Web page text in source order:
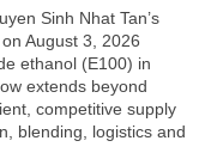
Sinh Nhat Tan’s
August 3, 2026
ethanol (E100) in
extends beyond
competitive supply
blending, logistics and